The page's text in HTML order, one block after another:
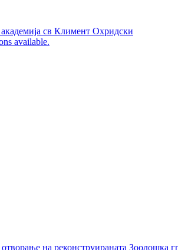
св Климент Охридски
available.
на реконструираната Зоолошка